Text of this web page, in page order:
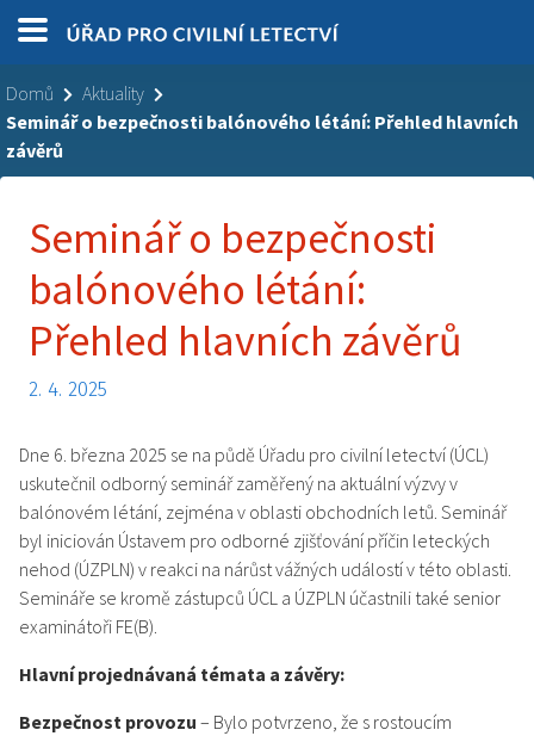
Domů
Aktuality
Seminář o bezpečnosti balónového létání: Přehled hlavních
závěrů
Seminář o bezpečnosti
balónového létání:
Přehled hlavních závěrů
2. 4. 2025
Dne 6. března 2025 se na půdě Úřadu pro civilní letectví (ÚCL)
uskutečnil odborný seminář zaměřený na aktuální výzvy v
balónovém létání, zejména v oblasti obchodních letů. Seminář
byl iniciován Ústavem pro odborné zjišťování příčin leteckých
nehod (ÚZPLN) v reakci na nárůst vážných událostí v této oblasti.
Semináře se kromě zástupců ÚCL a ÚZPLN účastnili také senior
examinátoři FE(B).
Hlavní projednávaná témata a závěry:
Bezpečnost provozu – Bylo potvrzeno, že s rostoucím